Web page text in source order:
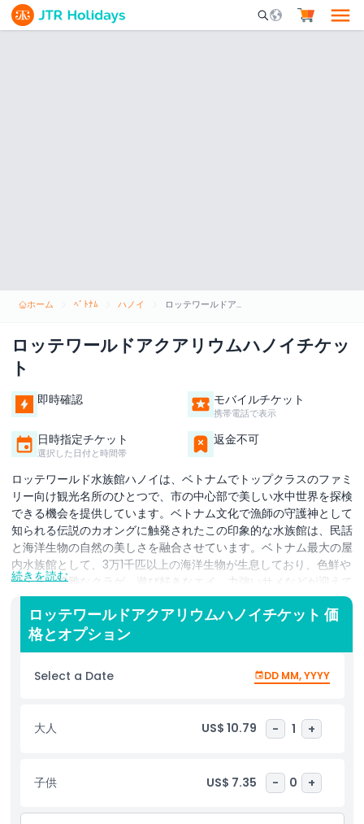
Mobile Search
ホーム ﾍﾞﾄﾅﾑ ハノイ ロッテワールドアクアリウムハノイチケット
ロッテワールドアクアリウムハノイチケッ
ト
即時確認 モバイルチケット
携帯電話で表示
日時指定チケット
選択した日付と時間帯
返金不可
ロッテワールド水族館ハノイは、ベトナムでトップクラスのファミ
リー向け観光名所のひとつで、市の中心部で美しい水中世界を探検
できる機会を提供しています。ベトナム文化で漁師の守護神として
知られる伝説のカオングに触発されたこの印象的な水族館は、民話
と海洋生物の自然の美しさを融合させています。ベトナム最大の屋
内水族館として、3万1千匹以上の海洋生物が生息しており、色鮮や
かな魚、優雅なクラゲ、遊び好きなエイ、力強いサメなどが迎えて
くれます。ロッテワールド水族館ハノイの最もユニークな見どころ
のひとつは、ベトナムで初めて誕生したカリフォルニアアシカの家
族に会えることです。これらの魅力的な動物たちは、生き生きとし
た性格と楽しい行動であらゆる年齢のゲストを魅了します。また、
水族館では教育と体験学習にも力を入れており、来場者は拡張現実
（AR）体験を通じて、カオングと一緒に「潜水」しながら海の隠
かける物語性、最先端の技術、多彩な海洋展示が融合したロッテワ
ールド水族館ハノイは、家族連れや自然愛好家、ハノイで思い出に
ハイライト
続きを読む
ロッテワールドアクアリウムハノイチケット 価
格とオプション
Select a Date DD MM, YYYY
大人 US$ 10.79 - 1 +
子供 US$ 7.35 - 0 +